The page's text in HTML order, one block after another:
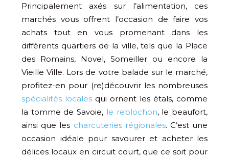
Principalement axés sur l’alimentation, ces
marchés vous offrent l’occasion de faire vos
achats tout en vous promenant dans les
différents quartiers de la ville, tels que la Place
des Romains, Novel, Someiller ou encore la
Vieille Ville. Lors de votre balade sur le marché,
profitez-en pour (re)découvrir les nombreuses
spécialités locales qui ornent les étals, comme
la tomme de Savoie, le reblochon, le beaufort,
ainsi que les charcuteries régionales. C’est une
occasion idéale pour savourer et acheter les
délices locaux en circuit court, que ce soit pour